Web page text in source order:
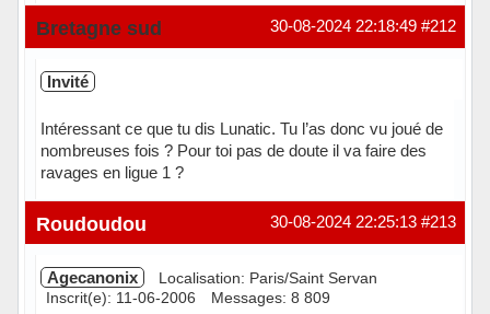
Hors ligne #212
30-08-2024 22:18:49
Bretagne sud
Invité
Intéressant ce que tu dis Lunatic. Tu l’as donc vu joué de
nombreuses fois ? Pour toi pas de doute il va faire des
ravages en ligue 1 ?
#213
30-08-2024 22:25:13
Roudoudou
Agecanonix
Localisation: Paris/Saint Servan
Inscrit(e): 11-06-2006
Messages: 8 809